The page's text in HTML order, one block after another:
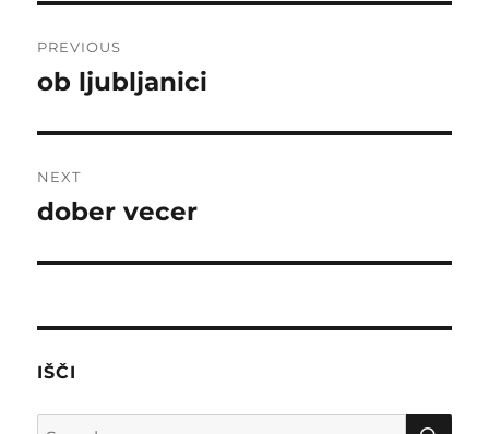
navigation
PREVIOUS
Previous
ob ljubljanici
NEXT
Next
dober vecer
IŠČI
Search